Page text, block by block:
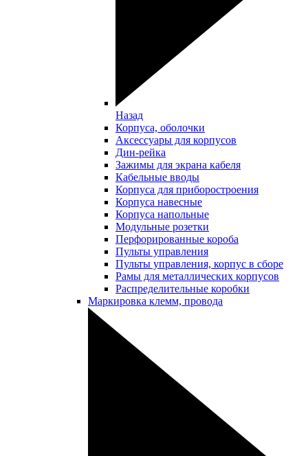
Назад
Корпуса, оболочки
Аксессуары для корпусов
Дин-рейка
Зажимы для экрана кабеля
Кабельные вводы
Корпуса для приборостроения
Корпуса навесные
Корпуса напольные
Модульные розетки
Перфорированные короба
Пульты управления
Пульты управления, корпус в сборе
Рамы для металлических корпусов
Распределительные коробки
Маркировка клемм, провода